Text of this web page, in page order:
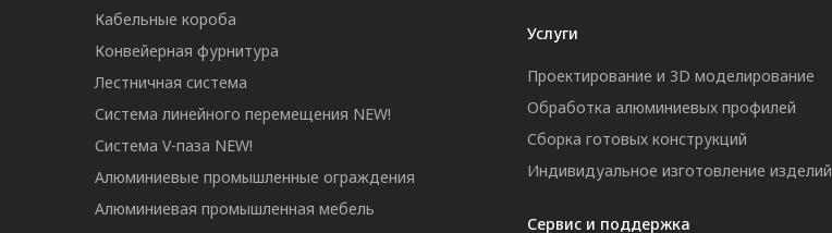
Кабельные короба
Конвейерная фурнитура
Лестничная система
Система линейного перемещения NEW!
Система V-паза NEW!
Алюминиевые промышленные ограждения
Алюминиевая промышленная мебель
Услуги
Проектирование и 3D моделирование
Обработка алюминиевых профилей
Сборка готовых конструкций
Индивидуальное изготовление изделий
Сервис и поддержка